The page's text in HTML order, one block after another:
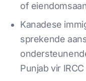
of
Kanadese
sprekende
Punjab vir